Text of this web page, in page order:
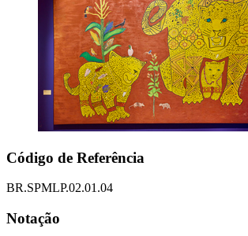
Código de Referência
BR.SPMLP.02.01.04
Notação